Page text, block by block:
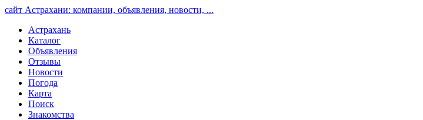
сайт Астрахани: компании, объявления, новости, ...
Астрахань
Каталог
Объявления
Отзывы
Новости
Погода
Карта
Поиск
Знакомства